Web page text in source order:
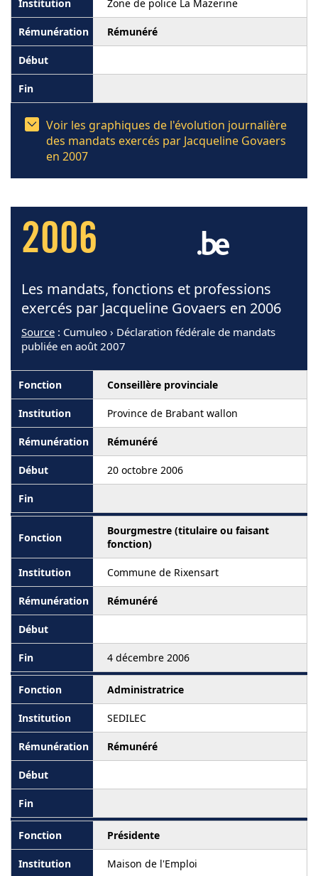
Zone de police La Mazerine
Rémunéré
Voir les graphiques de l'évolution journalière
des mandats exercés par Jacqueline Govaers
en 2007
2006
Les mandats, fonctions et professions
exercés par Jacqueline Govaers en 2006
Source : Cumuleo › Déclaration fédérale de mandats
publiée en août 2007
Conseillère provinciale
Province de Brabant wallon
Rémunéré
20 octobre 2006
Bourgmestre (titulaire ou faisant
fonction)
Commune de Rixensart
Rémunéré
4 décembre 2006
Administratrice
SEDILEC
Rémunéré
Présidente
Maison de l'Emploi